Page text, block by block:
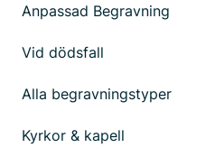
Anpassad Begravning
Vid dödsfall
Alla begravningstyper
Kyrkor & kapell